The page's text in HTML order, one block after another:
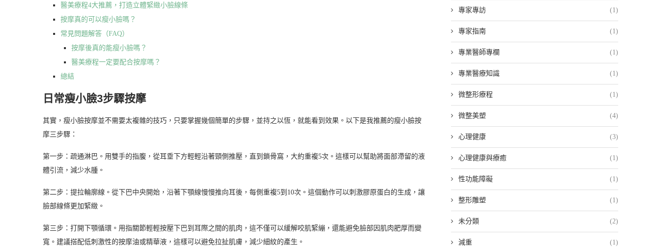
醫美療程4大推薦，打造立體緊緻小臉線條
按摩真的可以瘦小臉嗎？
常見問題解答（FAQ）
按摩後真的能瘦小臉嗎？
醫美療程一定要配合按摩嗎？
總結
日常瘦小臉3步驟按摩
其實，瘦小臉按摩並不需要太複雜的技巧，只要掌握幾個簡單的步驟，並持之以恆，就能看到效果。以下是我推薦的瘦小臉按
摩三步驟：
第一步：疏通淋巴。用雙手的指腹，從耳垂下方輕輕沿著頸側推壓，直到鎖骨窩，大約重複5次。這樣可以幫助將面部滯留的液
體引流，減少水腫。
第二步：提拉輪廓線。從下巴中央開始，沿著下顎線慢慢推向耳後，每側重複5到10次。這個動作可以刺激膠原蛋白的生成，讓
臉部線條更加緊緻。
第三步：打開下顎循環。用指關節輕輕按壓下巴到耳際之間的肌肉，這不僅可以緩解咬肌緊繃，還能避免臉部因肌肉肥厚而變
寬。建議搭配低刺激性的按摩油或精華液，這樣可以避免拉扯肌膚，減少細紋的產生。
專家專訪 (1)
專家指南 (1)
專業醫師專欄 (1)
專業醫療知識 (1)
微整形療程 (1)
微整美塑 (4)
心理健康 (3)
心理健康與療癒 (1)
性功能障礙 (1)
整形雕塑 (1)
未分類 (2)
減重 (1)